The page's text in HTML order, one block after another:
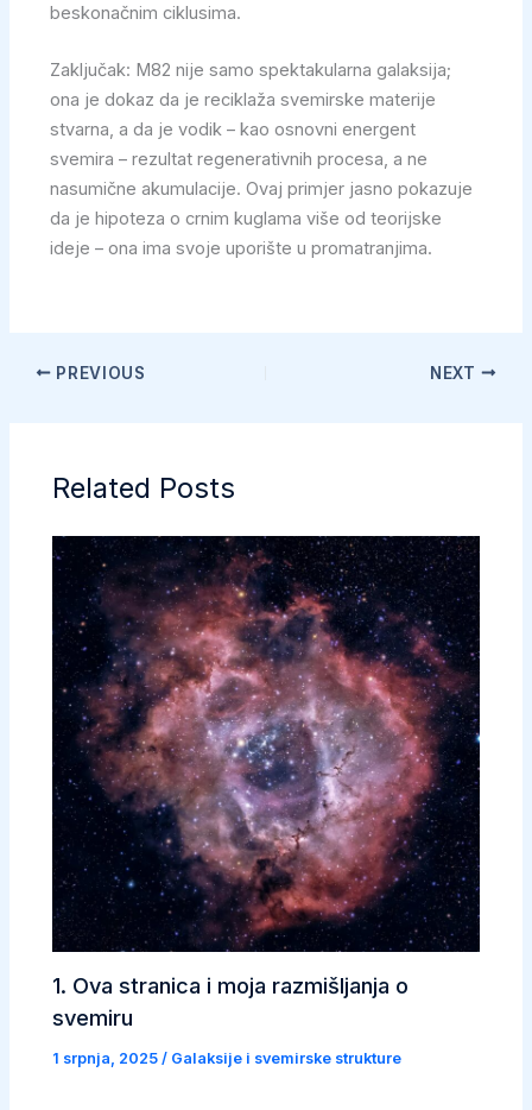
beskonačnim ciklusima.
Zaključak: M82 nije samo spektakularna galaksija;
ona je dokaz da je reciklaža svemirske materije
stvarna, a da je vodik – kao osnovni energent
svemira – rezultat regenerativnih procesa, a ne
nasumične akumulacije. Ovaj primjer jasno pokazuje
da je hipoteza o crnim kuglama više od teorijske
ideje – ona ima svoje uporište u promatranjima.
PREVIOUS NEXT
Related Posts
1. Ova stranica i moja razmišljanja o
svemiru
1 srpnja, 2025/ Galaksije i svemirske strukture